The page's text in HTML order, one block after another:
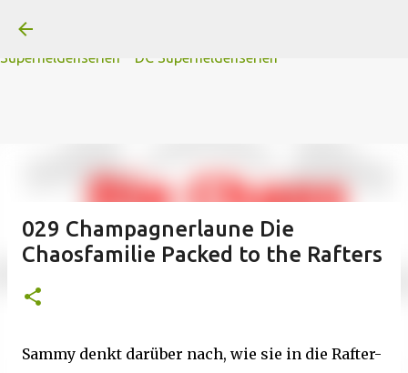
N
Superheldenserien
DC Superheldenserien
029 Champagnerlaune Die
Chaosfamilie Packed to the Rafters
Sammy denkt darüber nach, wie sie in die Rafter-